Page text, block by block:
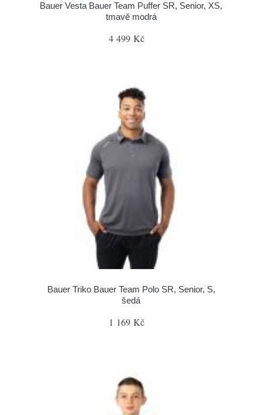
Bauer Vesta Bauer Team Puffer SR, Senior, XS,
tmavě modrá
4 499 Kč
Bauer Triko Bauer Team Polo SR, Senior, S,
šedá
1 169 Kč